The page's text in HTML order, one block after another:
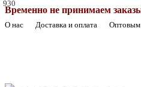
Временно не принимаем
О нас Доставка и оплата Оптовым
930